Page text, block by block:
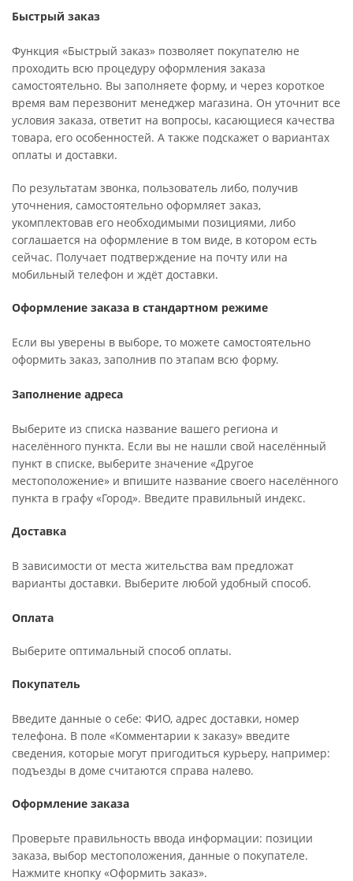
Быстрый заказ
Функция «Быстрый заказ» позволяет покупателю не
проходить всю процедуру оформления заказа
самостоятельно. Вы заполняете форму, и через короткое
время вам перезвонит менеджер магазина. Он уточнит все
условия заказа, ответит на вопросы, касающиеся качества
товара, его особенностей. А также подскажет о вариантах
оплаты и доставки.
По результатам звонка, пользователь либо, получив
уточнения, самостоятельно оформляет заказ,
укомплектовав его необходимыми позициями, либо
соглашается на оформление в том виде, в котором есть
сейчас. Получает подтверждение на почту или на
мобильный телефон и ждёт доставки.
Оформление заказа в стандартном режиме
Если вы уверены в выборе, то можете самостоятельно
оформить заказ, заполнив по этапам всю форму.
Заполнение адреса
Выберите из списка название вашего региона и
населённого пункта. Если вы не нашли свой населённый
пункт в списке, выберите значение «Другое
местоположение» и впишите название своего населённого
пункта в графу «Город». Введите правильный индекс.
Доставка
В зависимости от места жительства вам предложат
варианты доставки. Выберите любой удобный способ.
Оплата
Выберите оптимальный способ оплаты.
Покупатель
Введите данные о себе: ФИО, адрес доставки, номер
телефона. В поле «Комментарии к заказу» введите
сведения, которые могут пригодиться курьеру, например:
подъезды в доме считаются справа налево.
Оформление заказа
Проверьте правильность ввода информации: позиции
заказа, выбор местоположения, данные о покупателе.
Нажмите кнопку «Оформить заказ».